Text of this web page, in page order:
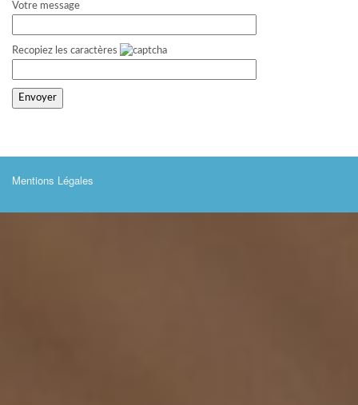
Votre message
Recopiez les caractères
Mentions Légales